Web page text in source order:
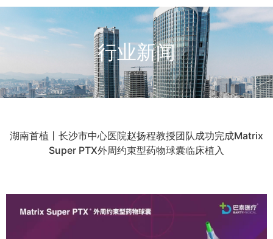
行业新闻
湖南首植丨长沙市中心医院赵扬程教授团队成功完成Matrix
Super PTX外周约束型药物球囊临床植入